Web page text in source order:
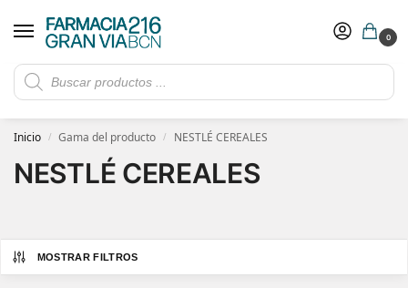
0
Rebajas de verano hasta -30%
​ 5€ de descuento con el cupón 5GRANVIA (compras superiores a 150€)
Inicio / Gama del producto / NESTLÉ CEREALES
NESTLÉ CEREALES
MOSTRAR FILTROS